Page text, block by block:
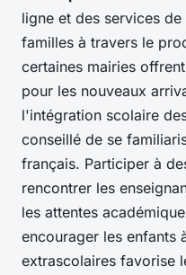
ligne et des services
familles à travers le
certaines mairies
pour les nouveaux
l'intégration scolaire
conseillé de se
français. Participer à
rencontrer les
les attentes
encourager les enfants
extrascolaires favorise